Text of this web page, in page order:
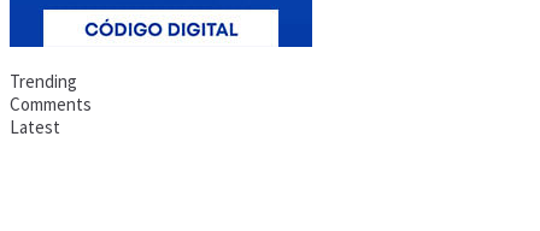
Trending
Comments
Latest